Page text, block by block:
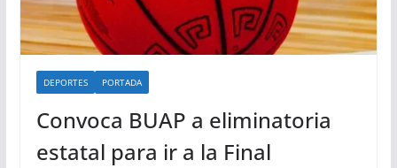
DEPORTES PORTADA
Convoca BUAP a eliminatoria
estatal para ir a la Final